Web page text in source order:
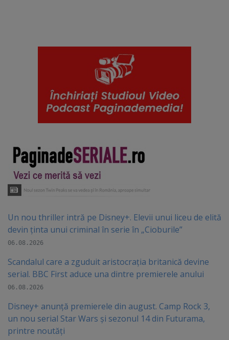
Un nou thriller intră pe Disney+. Elevii unui liceu de elită
devin ținta unui criminal în serie în „Cioburile”
06.08.2026
Scandalul care a zguduit aristocrația britanică devine
serial. BBC First aduce una dintre premierele anului
06.08.2026
Disney+ anunță premierele din august. Camp Rock 3,
un nou serial Star Wars și sezonul 14 din Futurama,
printre noutăți